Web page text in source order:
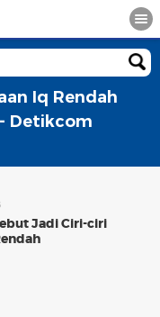
Iq Rendah
Detikcom
Jadi Ciri-ciri